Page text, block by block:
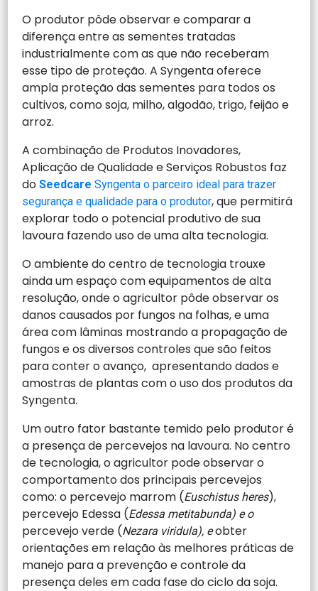
O produtor pôde observar e comparar a
diferença entre as sementes tratadas
industrialmente com as que não receberam
esse tipo de proteção. A Syngenta oferece
ampla proteção das sementes para todos os
cultivos, como soja, milho, algodão, trigo, feijão e
arroz.
A combinação de Produtos Inovadores,
Aplicação de Qualidade e Serviços Robustos faz
doSeedcare Syngenta o parceiro ideal para trazer
segurança e qualidade para o produtor, que permitirá
explorar todo o potencial produtivo de sua
lavoura fazendo uso de uma alta tecnologia.
O ambiente do centro de tecnologia trouxe
ainda um espaço com equipamentos de alta
resolução, onde o agricultor pôde observar os
danos causados por fungos na folhas, e uma
área com lâminas mostrando a propagação de
fungos e os diversos controles que são feitos
para conter o avanço, apresentando dados e
amostras de plantas com o uso dos produtos da
Syngenta.
Um outro fator bastante temido pelo produtor é
a presença de percevejos na lavoura. No centro
de tecnologia, o agricultor pode observar o
comportamento dos principais percevejos
como: o percevejo marrom (Euschistus heres),
percevejo Edessa (Edessa metitabunda) e o
percevejo verde (Nezara viridula), eobter
orientações em relação às melhores práticas de
manejo para a prevenção e controle da
presença deles em cada fase do ciclo da soja.